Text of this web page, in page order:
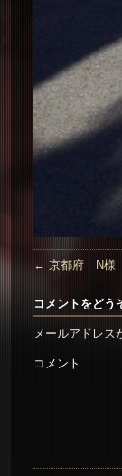
← 京都府 N様
コメントをどう
メールアドレス
コメント